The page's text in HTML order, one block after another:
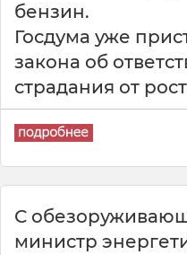
бензин.
Госдума уже
закона об
страдания от
С
министр